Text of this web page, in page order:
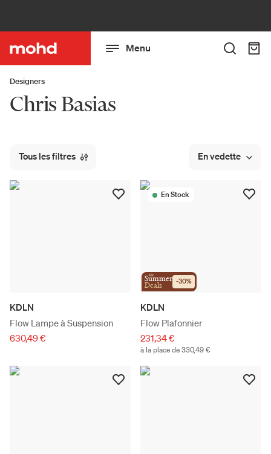
Menu
Designers
Chris Basias
Tous les filtres En vedette
KDLN
Flow Lampe à Suspension
630,49 €
En Stock
the
Summer
Deals -30%
KDLN
Flow Plafonnier
231,34 €
à la place de 330,49 €